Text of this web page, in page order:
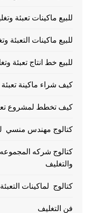
للبيع ماكينات تعبئة
للبيع ماكينات التعبئة
للبيع خط انتاج تعبئة
كيف شراء ماكينة
كيف تخطط لمشروع
كتالوج مهندس منسي
كتالوج شركه
والتغليف
كتالوج لماكينات
فن التغليف